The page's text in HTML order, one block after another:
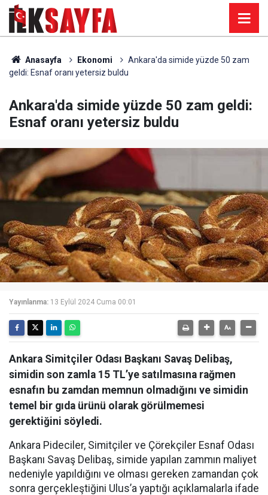
Anasayfa Ekonomi
Ankara'da simide yüzde 50 zam
geldi: Esnaf oranı yetersiz buldu
Ankara'da simide yüzde 50 zam geldi:
Esnaf oranı yetersiz buldu
Yayınlanma: 13 Eylül 2024 Cuma 00:01
Ankara Simitçiler Odası Başkanı Savaş Delibaş,
simidin son zamla 15 TL’ye satılmasına rağmen
esnafın bu zamdan memnun olmadığını ve simidin
temel bir gıda ürünü olarak görülmemesi
gerektiğini söyledi.
Ankara Pideciler, Simitçiler ve Çörekçiler Esnaf Odası
Başkanı Savaş Delibaş, simide yapılan zammın maliyet
nedeniyle yapıldığını ve olması gereken zamandan çok
sonra gerçekleştiğini Ulus’a yaptığı açıklamalarla ifade